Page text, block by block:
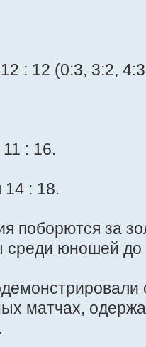
: 12 (0:3, 3:2,
: 16.
14 : 18.
поборются за
среди юношей до
матчах,